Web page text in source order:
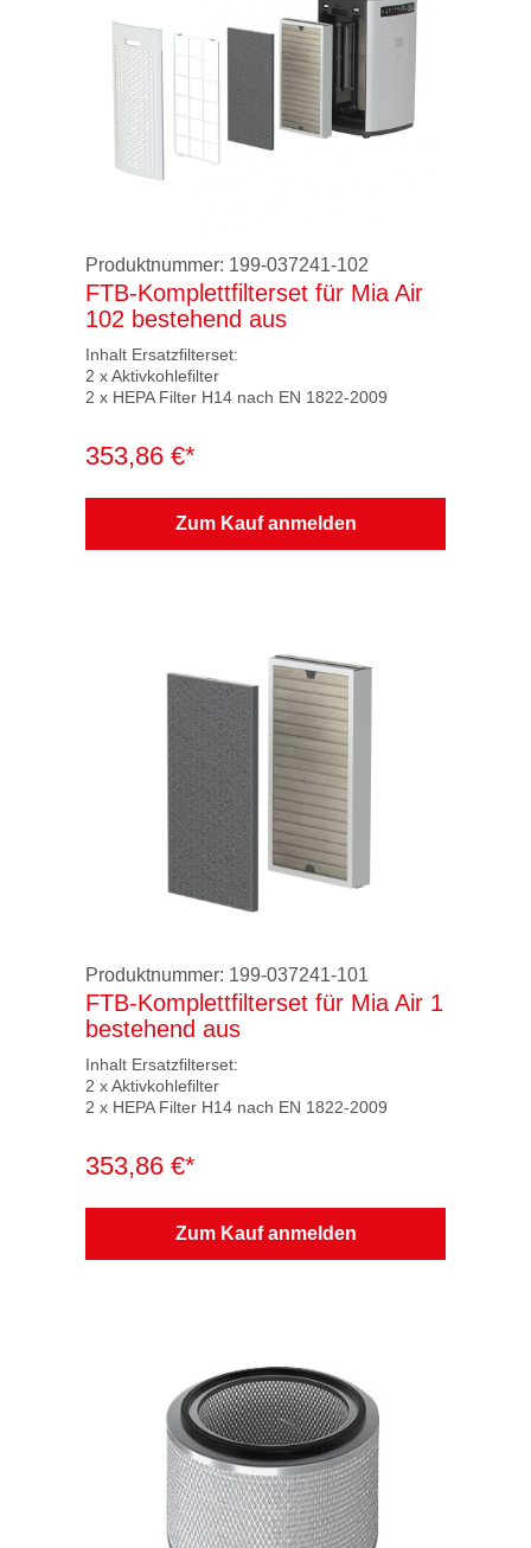
Produktnummer: 199-037241-102
FTB-Komplettfilterset für Mia Air
102 bestehend aus
Inhalt Ersatzfilterset:
2 x Aktivkohlefilter
2 x HEPA Filter H14 nach EN 1822-2009
353,86 €*
Zum Kauf anmelden
Produktnummer: 199-037241-101
FTB-Komplettfilterset für Mia Air 1
bestehend aus
Inhalt Ersatzfilterset:
2 x Aktivkohlefilter
2 x HEPA Filter H14 nach EN 1822-2009
353,86 €*
Zum Kauf anmelden